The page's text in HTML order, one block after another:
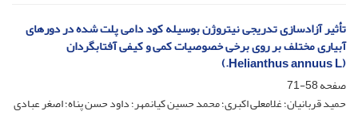
تأثیر آزادسازی تدریجی نیتروژن بوسیله کود دامی پلت شده در دورهای
آبیاری مختلف بر روی برخی خصوصیات کمی و کیفی آفتابگردان
(Helianthus annuus L.)
صفحه58-71
حمید قربانیان؛ غلامعلی اکبری؛ محمد حسین کیانمهر؛ داود حسن پناه؛ اصغر عبادی